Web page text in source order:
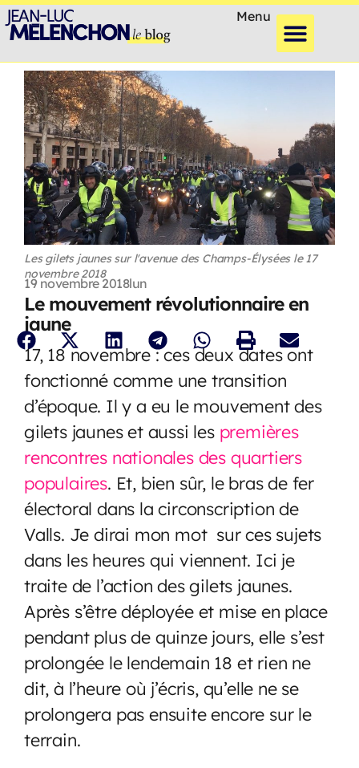
Menu
Les gilets jaunes sur l'avenue des Champs-Élysées le 17
novembre 2018
19 novembre 2018lun
Le mouvement révolutionnaire en
jaune
17, 18 novembre : ces deux dates ont
fonctionné comme une transition
d’époque. Il y a eu le mouvement des
gilets jaunes et aussi les premières
rencontres nationales des quartiers
populaires. Et, bien sûr, le bras de fer
électoral dans la circonscription de
Valls. Je dirai mon mot sur ces sujets
dans les heures qui viennent. Ici je
traite de l’action des gilets jaunes.
Après s’être déployée et mise en place
pendant plus de quinze jours, elle s’est
prolongée le lendemain 18 et rien ne
dit, à l’heure où j’écris, qu’elle ne se
prolongera pas ensuite encore sur le
terrain.